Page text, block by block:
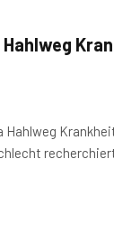
Hahlweg